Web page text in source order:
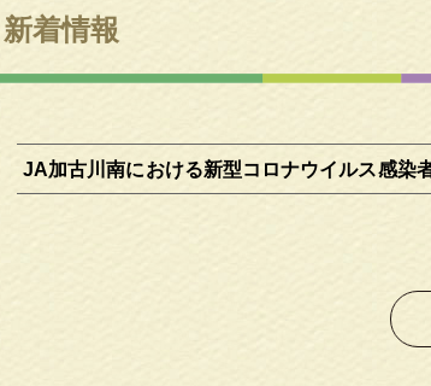
新着情報
JA加古川南における新型コロナウイルス感染